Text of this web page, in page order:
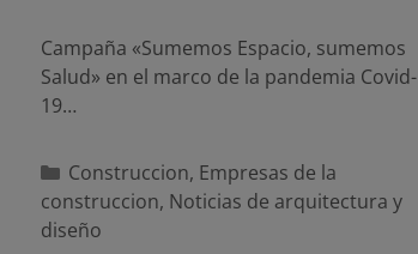
Campaña «Sumemos Espacio, sumemos
Salud» en el marco de la pandemia Covid-
19…
Categorías
Construccion, Empresas de la
construccion, Noticias de arquitectura y
diseño